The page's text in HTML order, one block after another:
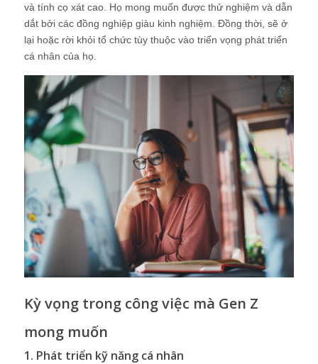
và tính cọ xát cao. Họ mong muốn được thử nghiệm và dẫn
dắt bởi các đồng nghiệp giàu kinh nghiệm. Đồng thời, sẽ ở
lại hoặc rời khỏi tổ chức tùy thuộc vào triển vọng phát triển
cá nhân của họ.
Kỳ vọng trong công việc mà Gen Z
mong muốn
1. Phát triển kỹ năng cá nhân